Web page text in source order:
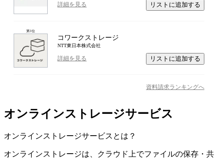
詳細を見る リストに追加する
第3位
コワークストレージ
NTT東日本株式会社
詳細を見る リストに追加する
資料請求ランキングへ
オンラインストレージサービス
オンラインストレージサービス とは？
オンラインストレージは、クラウド上でファイルの保存・共